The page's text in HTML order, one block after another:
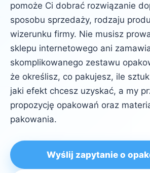
pomoże Ci dobrać rozwiązanie
sposobu sprzedaży, rodzaju
wizerunku firmy. Nie musisz
sklepu internetowego ani
skomplikowanego zestawu
że określisz, co pakujesz, ile
jaki efekt chcesz uzyskać, a my
propozycję opakowań oraz
pakowania.
Wyślij zapytanie o